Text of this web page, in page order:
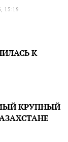
15:19
К
КРУПНЫЙ